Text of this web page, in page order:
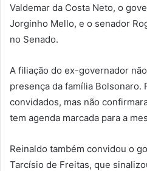
Valdemar da Costa Neto, o
Jorginho Mello, e o senador
no Senado.
A filiação do ex-governador
presença da família Bolsonaro.
convidados, mas não
tem agenda marcada para a
Reinaldo também convidou o
Tarcísio de Freitas, que